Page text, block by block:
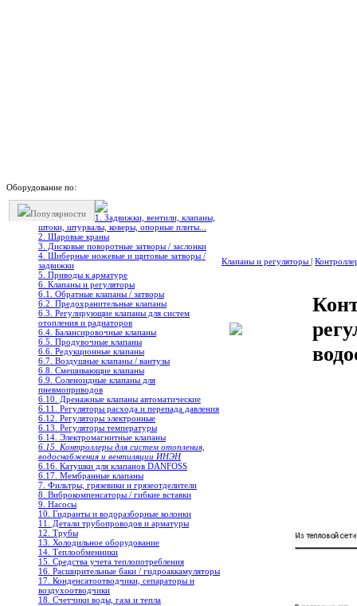
Оборудование по:
Популярности
1. Задвижки, вентили, клапаны,
штоки, штурвалы, коверы, опорные плиты...
2. Шаровые краны
3. Дисковые поворотные затворы / заслонки
4. Шиберные ножевые и щитовые затворы /
задвижки
5. Приводы к арматуре
6. Клапаны и регуляторы
6.1. Обратные клапаны / затворы
6.2. Предохранительные клапаны
6.3. Регулирующие клапаны для систем
отопления и радиаторов
6.4. Балансировочные клапаны
6.5. Продувочные клапаны
6.6. Редукционные клапаны
6.7. Воздушные клапаны / вантузы
6.8. Смешивающие клапаны
6.9. Соленоидные клапаны для
пневмоприводов
6.10. Дренажные клапаны автоматические
6.11. Регуляторы расхода и перепада давления
6.12. Регуляторы электронные
6.13. Регуляторы температуры
6.14. Электромагнитные клапаны
6.15. Контроллеры для систем отопления,
водоснабжения и вентиляции ИНЭН
6.16. Катушки для клапанов DANFOSS
6.17. Мембранные клапаны
7. Фильтры, грязевики и грязеотделители
8. Виброкомпенсаторы / гибкие вставки
9. Насосы
10. Гидранты и водоразборные колонки
11. Детали трубопроводов и арматуры
12. Трубы
13. Холодильное oборудование
14. Теплообменники
15. Средства учета теплопотребления
16. Расширительные баки / гидроаккамуляторы
17. Конденсатоотводчики, сепараторы и
воздухоотводчики
18. Счетчики воды, газа и тепла
Клапаны и регуляторы |